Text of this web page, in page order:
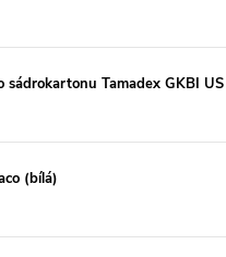
sádrokartonu Tamadex GKBI US
(bílá)